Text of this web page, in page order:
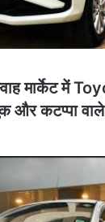
मार्केट में
और कटप्पा